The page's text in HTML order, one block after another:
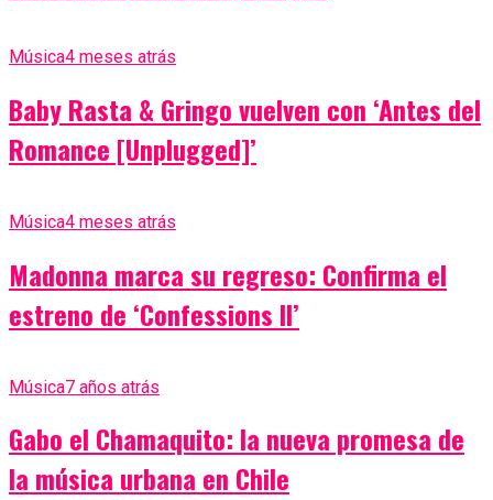
Música4 meses atrás
Baby Rasta & Gringo vuelven con ‘Antes del
Romance [Unplugged]’
Música4 meses atrás
Madonna marca su regreso: Confirma el
estreno de ‘Confessions II’
Música7 años atrás
Gabo el Chamaquito: la nueva promesa de
la música urbana en Chile